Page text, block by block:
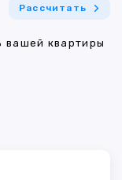
Рассчитать
вашей квартиры